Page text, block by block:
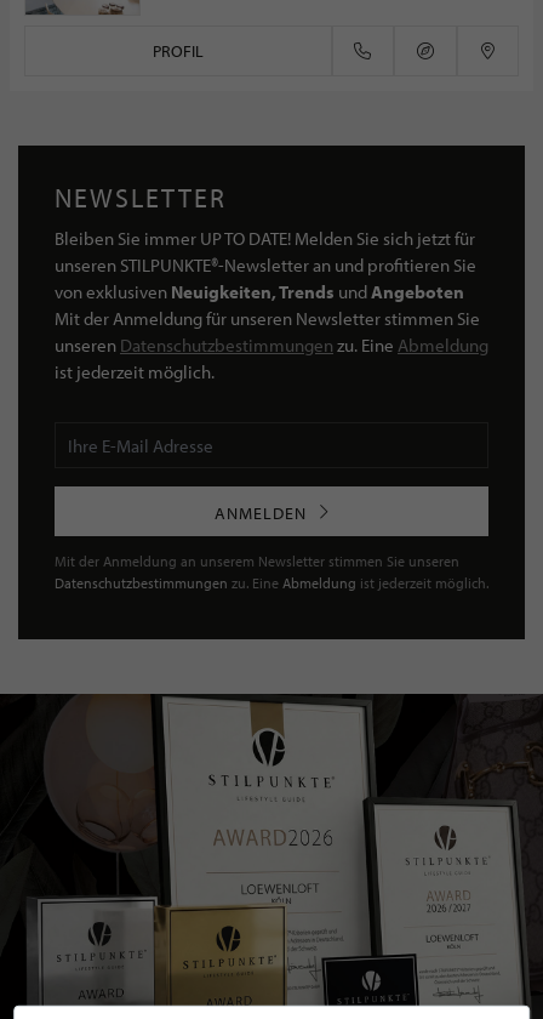
PROFIL
NEWSLETTER
Bleiben Sie immer UP TO DATE! Melden Sie sich jetzt für
unseren STILPUNKTE®-Newsletter an und profitieren Sie
von exklusiven Neuigkeiten, Trends undAngeboten
Mit der Anmeldung für unseren Newsletter stimmen Sie
unseren Datenschutzbestimmungen zu. Eine Abmeldung
ist jederzeit möglich.
ANMELDEN
Mit der Anmeldung an unserem Newsletter stimmen Sie unseren
Datenschutzbestimmungen zu. Eine Abmeldung ist jederzeit möglich.